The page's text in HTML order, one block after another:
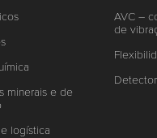
minerais e de
logística
AVC –
de